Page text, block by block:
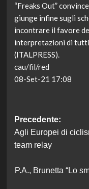
“Freaks Out”
giunge infine sugli
incontrare il favore
interpretazioni di
(ITALPRESS).
cau/fil/red
08-Set-21 17:08
articolo
Precedente:
Agli Europei di
team relay
P.A., Brunetta “Lo